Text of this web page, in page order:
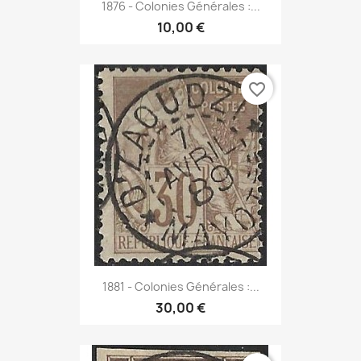
1876 - Colonies Générales :...
10,00 €
1881 - Colonies Générales :...
30,00 €
favorite_border